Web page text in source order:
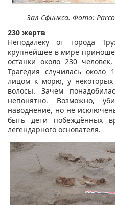
Зал Сфинкса. Фото:
230 жертв
Неподалеку от города
крупнейшее в мире
останки около 230
Трагедия случилась
лицом к морю, у
волосы. Зачем
непонятно. Возможно,
наводнение, но не
быть дети побеждённых
легендарного основателя.